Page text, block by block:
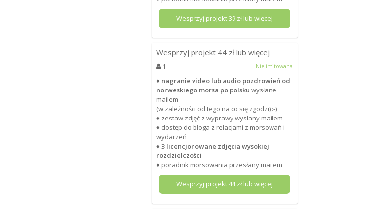
Wesprzyj projekt39 zł lub więcej
Wesprzyj projekt 44 zł lub więcej
1 Nielimitowana
♦ nagranie video lub audio pozdrowień od
norweskiego morsa po polsku wysłane
mailem
(w zależności od tego na co się zgodzi) :-)
♦ zestaw zdjęć z wyprawy wysłany mailem
♦ dostęp do bloga z relacjami z morsowań i
wydarzeń
♦3 licencjonowane zdjęcia wysokiej
rozdzielczości
♦ poradnik morsowania przesłany mailem
Wesprzyj projekt44zł lub więcej